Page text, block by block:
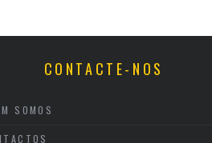
CONTACTE-NOS
SOMOS